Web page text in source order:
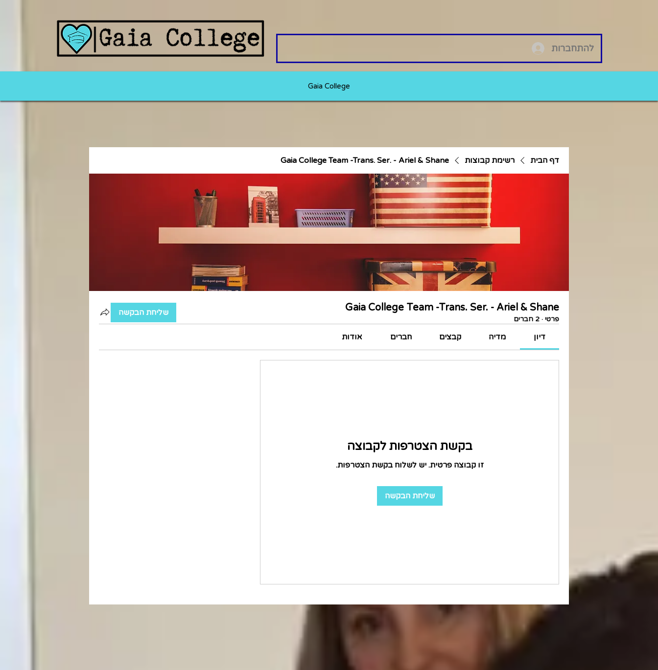
להתחברות
Gaia College
דף הבית רשימת קבוצות Gaia College Team -Trans. Ser. - Ariel & Shane
Gaia College Team -Trans. Ser. - Ariel & Shane
פרטי · 2 חברים
שליחת הבקשה
דיון מדיה קבצים חברים אודות
בקשת הצטרפות לקבוצה
זו קבוצה פרטית. יש לשלוח בקשת הצטרפות.
שליחת הבקשה